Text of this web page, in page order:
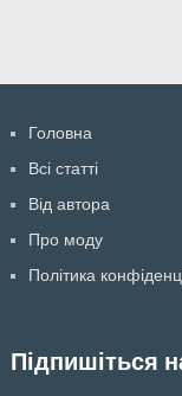
Головна
Всі статті
Від автора
Про моду
Політика
Підпишіться